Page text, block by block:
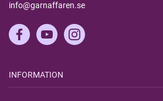
info@garnaffaren.se
INFORMATION